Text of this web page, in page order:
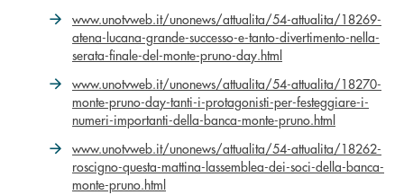
www.unotvweb.it/unonews/attualita/54-attualita/18269-
atena-lucana-grande-successo-e-tanto-divertimento-nella-
serata-finale-del-monte-pruno-day.html
www.unotvweb.it/unonews/attualita/54-attualita/18270-
monte-pruno-day-tanti-i-protagonisti-per-festeggiare-i-
numeri-importanti-della-banca-monte-pruno.html
www.unotvweb.it/unonews/attualita/54-attualita/18262-
roscigno-questa-mattina-lassemblea-dei-soci-della-banca-
monte-pruno.html